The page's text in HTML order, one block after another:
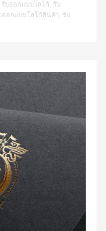
รับออกแบบโลโก้, รับ
ออกแบบโลโก้สินค้า, รับ